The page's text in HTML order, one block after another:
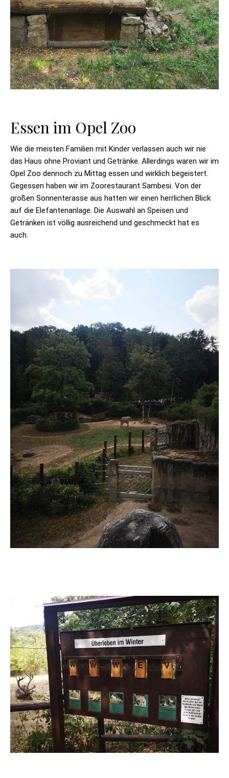
Essen im Opel Zoo
Wie die meisten Familien mit Kinder verlassen auch wir nie
das Haus ohne Proviant und Getränke. Allerdings waren wir im
Opel Zoo dennoch zu Mittag essen und wirklich begeistert.
Gegessen haben wir im Zoorestaurant Sambesi. Von der
großen Sonnenterasse aus hatten wir einen herrlichen Blick
auf die Elefantenanlage. Die Auswahl an Speisen und
Getränken ist völlig ausreichend und geschmeckt hat es
auch.